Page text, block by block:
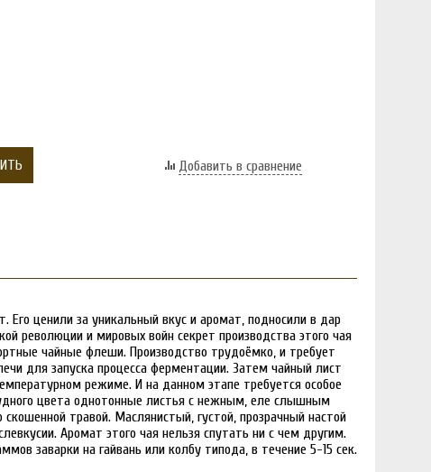
Добавить в сравнение
Его ценили за уникальный вкус и аромат, подносили в дар
революции и мировых войн секрет производства этого чая
чайные флеши. Производство трудоёмко, и требует
для запуска процесса ферментации. Затем чайный лист
режиме. И на данном этапе требуется особое
цвета однотонные листья с нежным, еле слышным
травой. Маслянистый, густой, прозрачный настой
Аромат этого чая нельзя спутать ни с чем другим.
заварки на гайвань или колбу типода, в течение 5-15 сек.